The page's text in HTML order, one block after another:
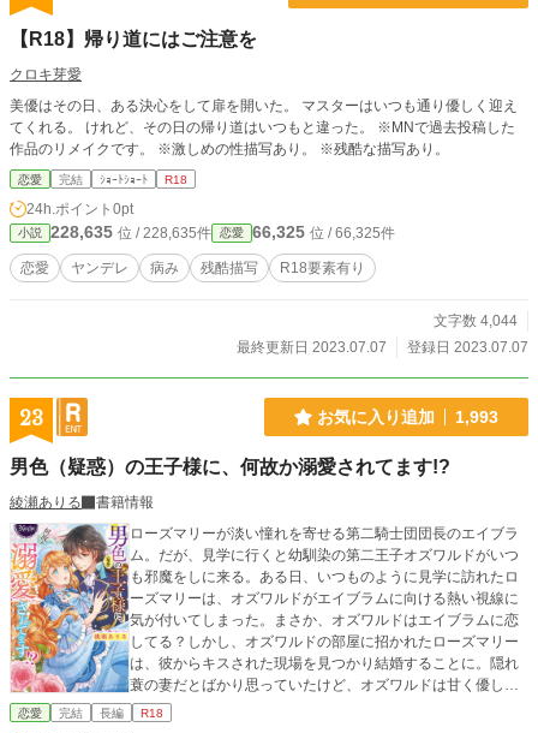
【R18】帰り道にはご注意を
クロキ芽愛
美優はその日、ある決心をして扉を開いた。 マスターはいつも通り優しく迎え
てくれる。 けれど、その日の帰り道はいつもと違った。 ※MNで過去投稿した
作品のリメイクです。 ※激しめの性描写あり。 ※残酷な描写あり。
恋愛 完結 ｼｮｰﾄｼｮｰﾄ R18
24h.ポイント 0pt
小説 228,635 位 / 228,635件 恋愛 66,325 位 / 66,325件
恋愛 ヤンデレ 病み 残酷描写 R18要素有り
文字数 4,044
最終更新日 2023.07.07
登録日 2023.07.07
23 お気に入り追加 1,993
男色（疑惑）の王子様に、何故か溺愛されてます!?
綾瀬ありる
書籍情報
ローズマリーが淡い憧れを寄せる第二騎士団団長のエイブラ
ム。だが、見学に行くと幼馴染の第二王子オズワルドがいつ
も邪魔をしに来る。ある日、いつものように見学に訪れたロ
ーズマリーは、オズワルドがエイブラムに向ける熱い視線に
気が付いてしまった。まさか、オズワルドはエイブラムに恋
してる？しかし、オズワルドの部屋に招かれたローズマリー
は、彼からキスされた現場を見つかり結婚することに。隠れ
蓑の妻だとばかり思っていたけど、オズワルドは甘く優しく
ローズマリーを溺愛してきて…？
恋愛 完結 長編 R18